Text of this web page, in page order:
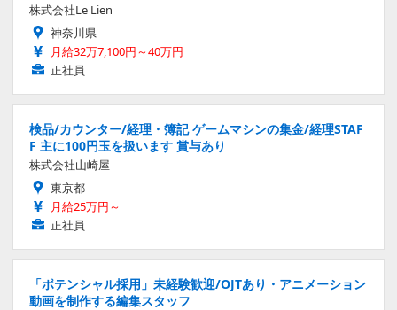
株式会社Le Lien
神奈川県
月給32万7,100円～40万円
正社員
検品/カウンター/経理・簿記 ゲームマシンの集金/経理STAF
F 主に100円玉を扱います 賞与あり
株式会社山崎屋
東京都
月給25万円～
正社員
「ポテンシャル採用」未経験歓迎/OJTあり・アニメーション
動画を制作する編集スタッフ